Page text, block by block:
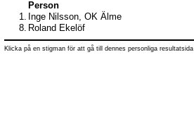
Person
1. Inge Nilsson, OK Älme
8. Roland Ekelöf
Klicka på en stigman för att gå till dennes personliga resultatsida